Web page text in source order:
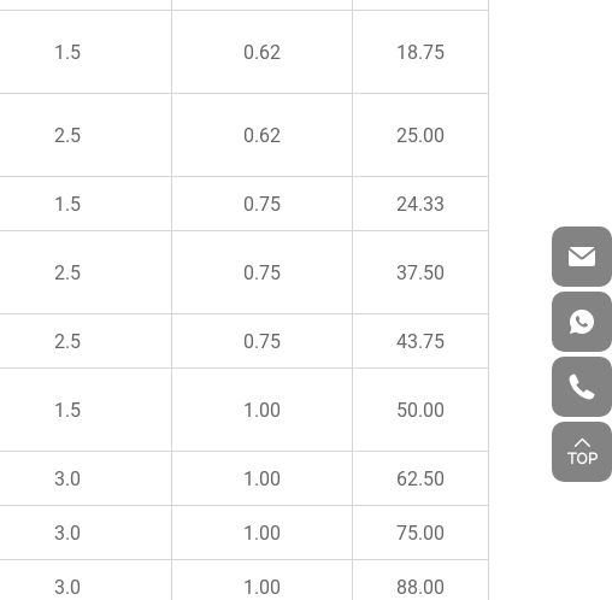
1.5 0.62 18.75
2.5 0.62 25.00
1.5 0.75 24.33
2.5 0.75 37.50
2.5 0.75 43.75
1.5 1.00 50.00
3.0 1.00 62.50
3.0 1.00 75.00
3.0 1.00 88.00